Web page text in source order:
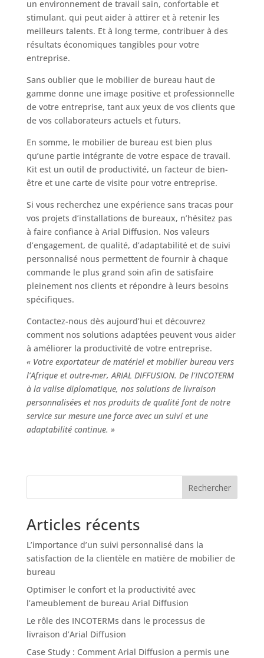
un environnement de travail sain, confortable et
stimulant, qui peut aider à attirer et à retenir les
meilleurs talents. Et à long terme, contribuer à des
résultats économiques tangibles pour votre
entreprise.
Sans oublier que le mobilier de bureau haut de
gamme donne une image positive et professionnelle
de votre entreprise, tant aux yeux de vos clients que
de vos collaborateurs actuels et futurs.
En somme, le mobilier de bureau est bien plus
qu’une partie intégrante de votre espace de travail.
Kit est un outil de productivité, un facteur de bien-
être et une carte de visite pour votre entreprise.
Si vous recherchez une expérience sans tracas pour
vos projets d’installations de bureaux, n’hésitez pas
à faire confiance à Arial Diffusion. Nos valeurs
d’engagement, de qualité, d’adaptabilité et de suivi
personnalisé nous permettent de fournir à chaque
commande le plus grand soin afin de satisfaire
pleinement nos clients et répondre à leurs besoins
spécifiques.
Contactez-nous dès aujourd’hui et découvrez
comment nos solutions adaptées peuvent vous aider
à améliorer la productivité de votre entreprise.
« Votre exportateur de matériel et mobilier bureau vers
l’Afrique et outre-mer, ARIAL DIFFUSION. De l’INCOTERM
à la valise diplomatique, nos solutions de livraison
personnalisées et nos produits de qualité font de notre
service sur mesure une force avec un suivi et une
adaptabilité continue. »
Rechercher
Articles récents
L’importance d’un suivi personnalisé dans la
satisfaction de la clientèle en matière de mobilier de
bureau
Optimiser le confort et la productivité avec
l’ameublement de bureau Arial Diffusion
Le rôle des INCOTERMs dans le processus de
livraison d’Arial Diffusion
Case Study : Comment Arial Diffusion a permis une